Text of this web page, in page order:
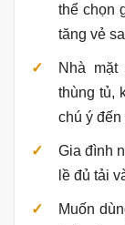
thể chọn
tăng vẻ
Nhà
thùng tủ,
chú ý đến
Gia đình
lề đủ tải
Muốn